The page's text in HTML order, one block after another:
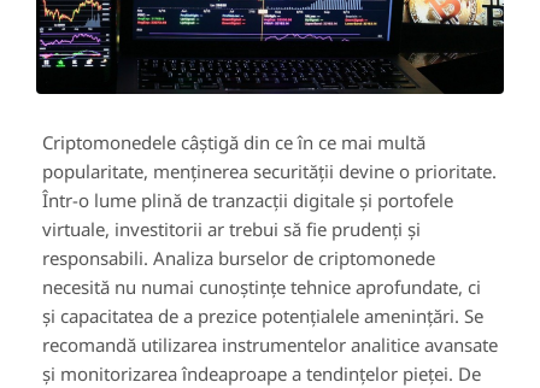
Criptomonedele câștigă din ce în ce mai multă
popularitate, menținerea securității devine o prioritate.
Într-o lume plină de tranzacții digitale și portofele
virtuale, investitorii ar trebui să fie prudenți și
responsabili. Analiza burselor de criptomonede
necesită nu numai cunoștințe tehnice aprofundate, ci
și capacitatea de a prezice potențialele amenințări. Se
recomandă utilizarea instrumentelor analitice avansate
și monitorizarea îndeaproape a tendințelor pieței. De